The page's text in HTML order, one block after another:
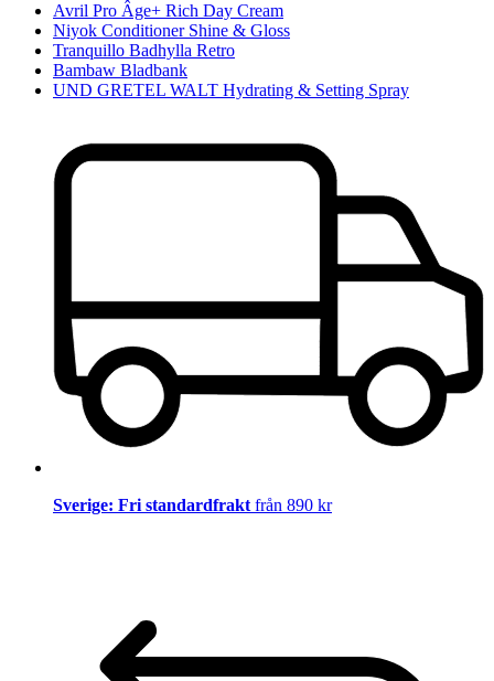
Avril Pro Âge+ Rich Day Cream
Niyok Conditioner Shine & Gloss
Tranquillo Badhylla Retro
Bambaw Bladbank
UND GRETEL WALT Hydrating & Setting Spray
Sverige: Fri standardfrakt från 890 kr